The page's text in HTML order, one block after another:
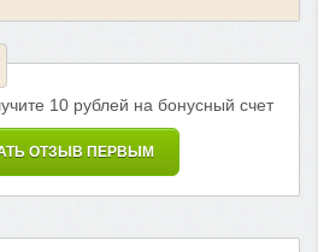
10 рублей на бонусный счет
ОТЗЫВ ПЕРВЫМ